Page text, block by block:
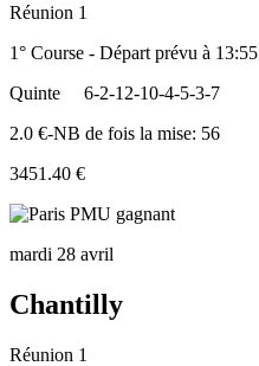
Réunion 1
1° Course - Départ prévu à 13:55
Quinte
6-2-12-10-4-5-3-7
2.0 €-NB de fois la mise: 56
3451.40 €
mardi 28 avril
Chantilly
Réunion 1